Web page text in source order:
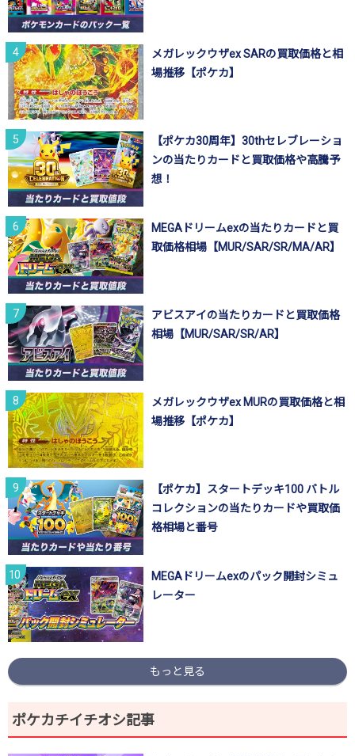
メガレックウザex SARの買取価格と相
場推移【ポケカ】
【ポケカ30周年】30thセレブレーショ
ンの当たりカードと買取価格や高騰予
想！
MEGAドリームexの当たりカードと買
取価格相場【MUR/SAR/SR/MA/AR】
アビスアイの当たりカードと買取価格
相場【MUR/SAR/SR/AR】
メガレックウザex MURの買取価格と相
場推移【ポケカ】
【ポケカ】スタートデッキ100 バトル
コレクションの当たりカードや買取価
格相場と番号
MEGAドリームexのパック開封シミュ
レーター
もっと見る
ポケカチイチオシ記事